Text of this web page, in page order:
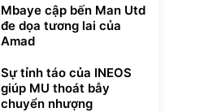
Mbaye cập bến Man Utd
đe dọa tương lai của
Amad
Sự tỉnh táo của INEOS
giúp MU thoát bẫy
chuyển nhượng